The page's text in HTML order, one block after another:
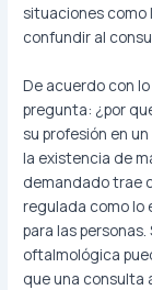
situaciones como
confundir al
De acuerdo con
pregunta: ¿por
su profesión en
la existencia de
demandado trae
regulada como lo
para las
oftalmológica
que una consulta